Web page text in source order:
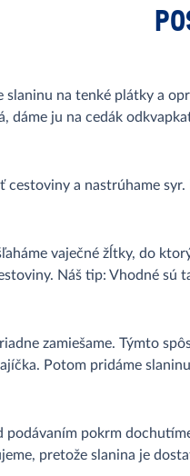
slaninu na tenké plátky a
dáme ju na cedák
cestoviny a nastrúhame
vaječné žĺtky, do
Náš tip: Vhodné sú
zamiešame. Týmto
Potom pridáme
podávaním pokrm
pretože slanina je